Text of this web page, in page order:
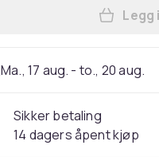
Legg
Ma., 17 aug. - to., 20 aug.
Sikker betaling
14 dagers åpent kjøp